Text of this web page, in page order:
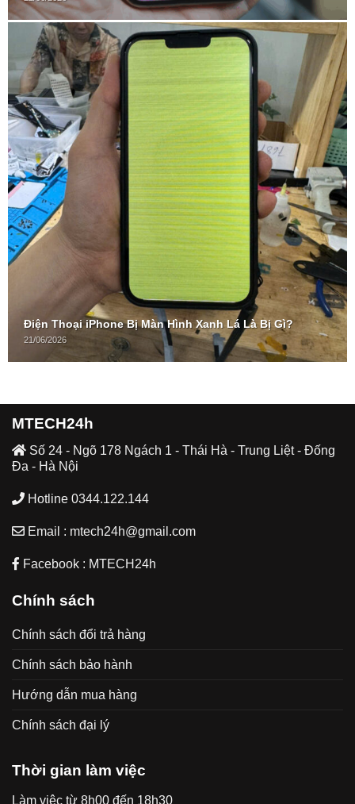
Điện Thoại iPhone Bị Màn Hình Xanh Lá Là Bị Gì?
21/06/2026
MTECH24h
Số 24 - Ngõ 178 Ngách 1 - Thái Hà - Trung Liệt - Đống
Đa - Hà Nội
Hotline 0344.122.144
Email : mtech24h@gmail.com
Facebook : MTECH24h
Chính sách
Chính sách đổi trả hàng
Chính sách bảo hành
Hướng dẫn mua hàng
Chính sách đại lý
Thời gian làm việc
Làm việc từ 8h00 đến 18h30